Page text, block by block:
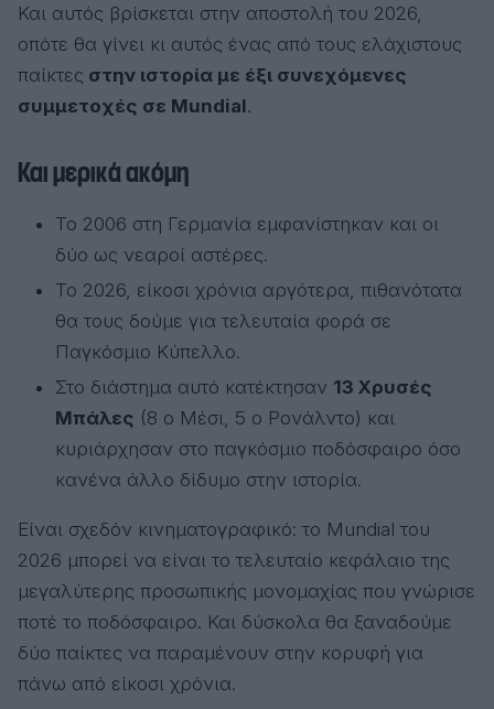
Και αυτός βρίσκεται στην αποστολή του 2026,
οπότε θα γίνει κι αυτός ένας από τους ελάχιστους
παίκτες στην ιστορία με έξι συνεχόμενες
συμμετοχές σε Mundial.
Και μερικά ακόμη
Το 2006 στη Γερμανία εμφανίστηκαν και οι
δύο ως νεαροί αστέρες.
Το 2026, είκοσι χρόνια αργότερα, πιθανότατα
θα τους δούμε για τελευταία φορά σε
Παγκόσμιο Κύπελλο.
Στο διάστημα αυτό κατέκτησαν 13 Χρυσές
Μπάλες (8 ο Μέσι, 5 ο Ρονάλντο) και
κυριάρχησαν στο παγκόσμιο ποδόσφαιρο όσο
κανένα άλλο δίδυμο στην ιστορία.
Είναι σχεδόν κινηματογραφικό: το Mundial του
2026 μπορεί να είναι το τελευταίο κεφάλαιο της
μεγαλύτερης προσωπικής μονομαχίας που γνώρισε
ποτέ το ποδόσφαιρο. Και δύσκολα θα ξαναδούμε
δύο παίκτες να παραμένουν στην κορυφή για
πάνω από είκοσι χρόνια.